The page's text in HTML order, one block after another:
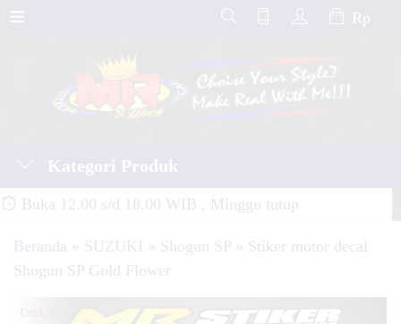
Rp
Kategori Produk
Buka 12.00 s/d 18.00 WIB , Minggu tutup
Beranda » SUZUKI » Shogun SP » Stiker motor decal
Shogun SP Gold Flower